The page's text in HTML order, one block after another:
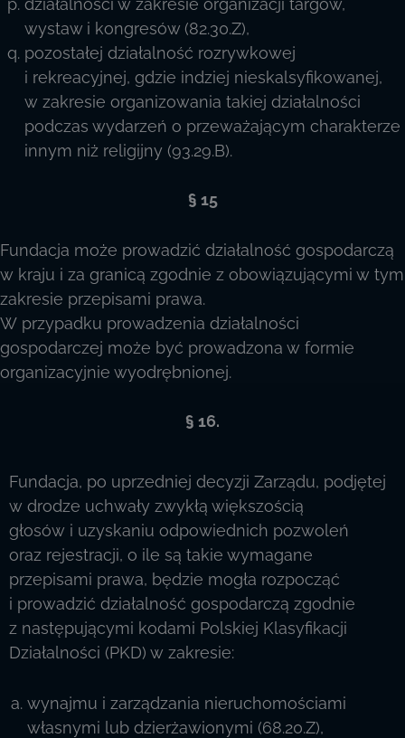
wystaw i kongresów (82.30.Z),
pozostałej działalność rozrywkowej
i rekreacyjnej, gdzie indziej nieskalsyfikowanej,
w zakresie organizowania takiej działalności
podczas wydarzeń o przeważającym charakterze
innym niż religijny (93.29.B).
§ 15
Fundacja może prowadzić działalność gospodarczą
w kraju i za granicą zgodnie z obowiązującymi w tym
zakresie przepisami prawa.
W przypadku prowadzenia działalności
gospodarczej może być prowadzona w formie
organizacyjnie wyodrębnionej.
§ 16.
Fundacja, po uprzedniej decyzji Zarządu, podjętej
w drodze uchwały zwykłą większością
głosów i uzyskaniu odpowiednich pozwoleń
oraz rejestracji, o ile są takie wymagane
przepisami prawa, będzie mogła rozpocząć
i prowadzić działalność gospodarczą zgodnie
z następującymi kodami Polskiej Klasyfikacji
Działalności (PKD) w zakresie:
wynajmu i zarządzania nieruchomościami
własnymi lub dzierżawionymi (68.20.Z),